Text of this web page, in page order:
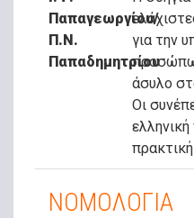
Παπαγεωργίου/
Π.Ν.
Παπαδημητρίου
για την
άσυλο
Οι
ελληνική
ΝΟΜΟΛΟΓΙΑ